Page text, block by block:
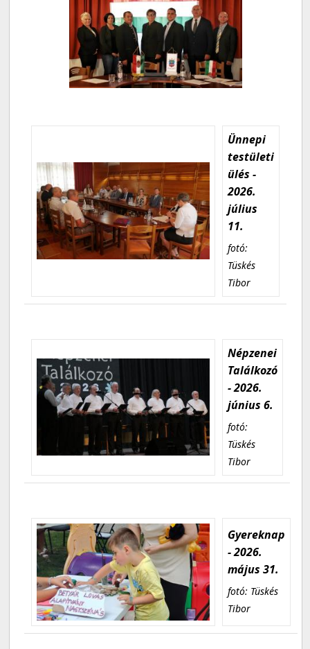
Ünnepi
testületi
ülés -
2026.
július
11.
fotó:
Tüskés
Tibor
Népzenei
Találkozó
- 2026.
június 6.
fotó:
Tüskés
Tibor
Gyereknap
- 2026.
május 31.
fotó: Tüskés
Tibor